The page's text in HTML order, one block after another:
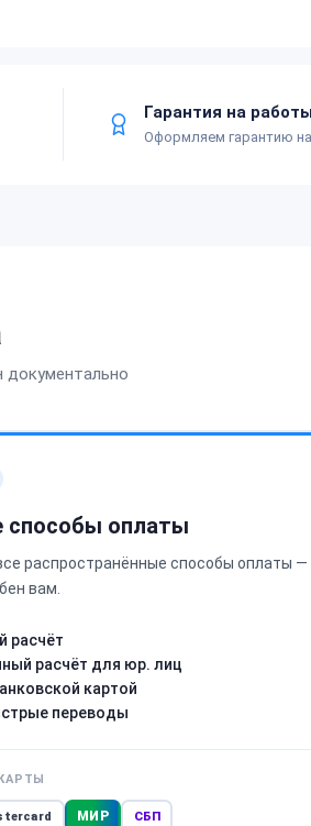
Гарантия на
Оформляем гарантию на
способы оплаты
распространённые способы оплаты —
вам.
расчёт
расчёт для юр. лиц
картой
переводы
МИР СБП